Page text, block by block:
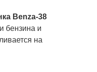
Benza-38
бензина и
на